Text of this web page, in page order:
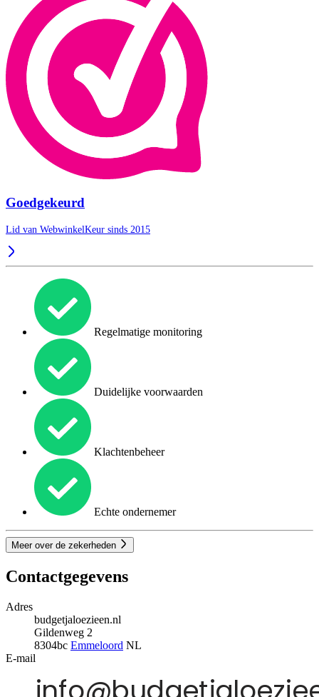
Goedgekeurd
Lid van WebwinkelKeur sinds 2015
Regelmatige monitoring
Duidelijke voorwaarden
Klachtenbeheer
Echte ondernemer
Meer over de zekerheden
Contactgegevens
Adres
budgetjaloezieen.nl
Gildenweg 2
8304bc Emmeloord NL
E-mail